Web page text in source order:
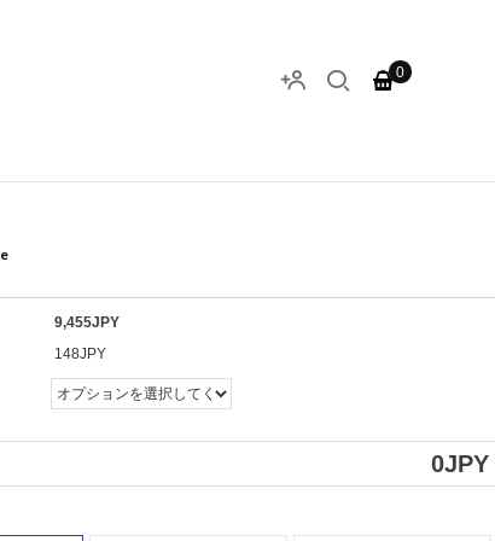
0
9,455JPY
148JPY
0JPY